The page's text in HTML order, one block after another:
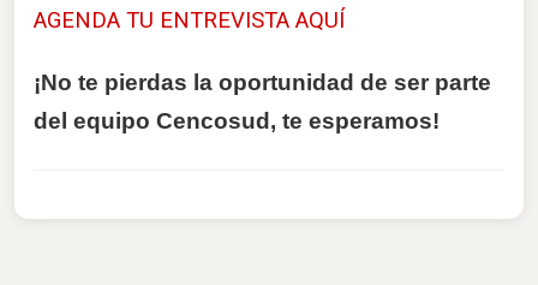
AGENDA TU ENTREVISTA AQUÍ
¡No te pierdas la oportunidad de ser parte
del equipo Cencosud, te esperamos!